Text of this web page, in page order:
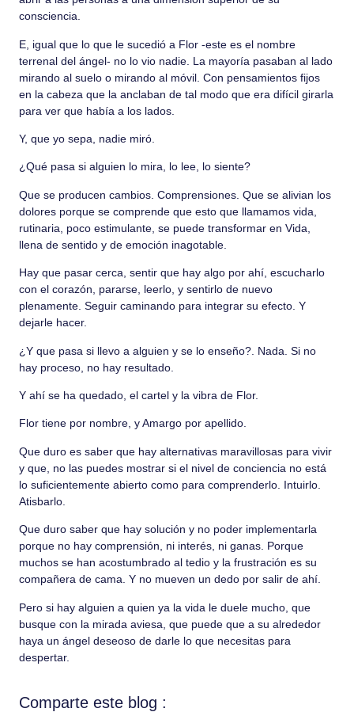
consciencia.
E, igual que lo que le sucedió a Flor -este es el nombre
terrenal del ángel- no lo vio nadie. La mayoría pasaban al lado
mirando al suelo o mirando al móvil. Con pensamientos fijos
en la cabeza que la anclaban de tal modo que era difícil girarla
para ver que había a los lados.
Y, que yo sepa, nadie miró.
¿Qué pasa si alguien lo mira, lo lee, lo siente?
Que se producen cambios. Comprensiones. Que se alivian los
dolores porque se comprende que esto que llamamos vida,
rutinaria, poco estimulante, se puede transformar en Vida,
llena de sentido y de emoción inagotable.
Hay que pasar cerca, sentir que hay algo por ahí, escucharlo
con el corazón, pararse, leerlo, y sentirlo de nuevo
plenamente. Seguir caminando para integrar su efecto. Y
dejarle hacer.
¿Y que pasa si llevo a alguien y se lo enseño?. Nada. Si no
hay proceso, no hay resultado.
Y ahí se ha quedado, el cartel y la vibra de Flor.
Flor tiene por nombre, y Amargo por apellido.
Que duro es saber que hay alternativas maravillosas para vivir
y que, no las puedes mostrar si el nivel de conciencia no está
lo suficientemente abierto como para comprenderlo. Intuirlo.
Atisbarlo.
Que duro saber que hay solución y no poder implementarla
porque no hay comprensión, ni interés, ni ganas. Porque
muchos se han acostumbrado al tedio y la frustración es su
compañera de cama. Y no mueven un dedo por salir de ahí.
Pero si hay alguien a quien ya la vida le duele mucho, que
busque con la mirada aviesa, que puede que a su alrededor
haya un ángel deseoso de darle lo que necesitas para
despertar.
Comparte este blog :